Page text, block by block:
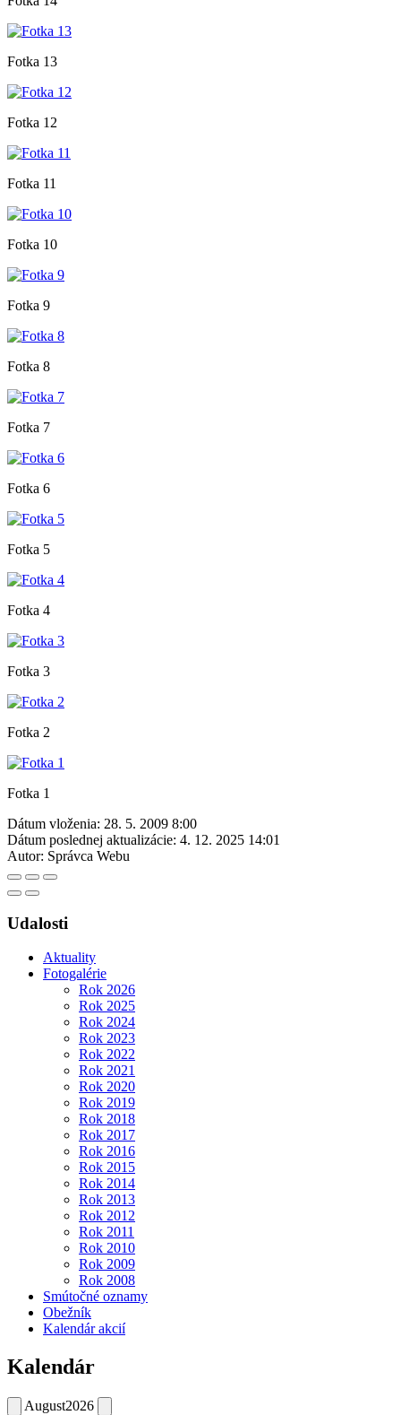
Fotka 13
Fotka 12
Fotka 11
Fotka 10
Fotka 9
Fotka 8
Fotka 7
Fotka 6
Fotka 5
Fotka 4
Fotka 3
Fotka 2
Fotka 1
Dátum vloženia: 28. 5. 2009 8:00
Dátum poslednej aktualizácie: 4. 12. 2025 14:01
Autor: Správca Webu
Udalosti
Aktuality
Fotogalérie
Rok 2026
Rok 2025
Rok 2024
Rok 2023
Rok 2022
Rok 2021
Rok 2020
Rok 2019
Rok 2018
Rok 2017
Rok 2016
Rok 2015
Rok 2014
Rok 2013
Rok 2012
Rok 2011
Rok 2010
Rok 2009
Rok 2008
Smútočné oznamy
Obežník
Kalendár akcií
Kalendár
August2026